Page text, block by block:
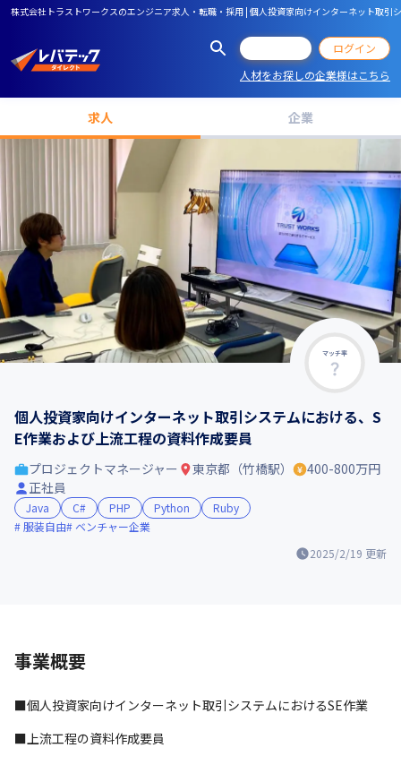
株式会社トラストワークスのエンジニア求人・転職・採用 | 個人投資家向けインターネット取引
ログイン
人材をお探しの企業様はこちら
求人 企業
マッチ率
個人投資家向けインターネット取引システムにおける、S
E作業および上流工程の資料作成要員
2025/2/19 更新
プロジェクトマネージャー 東京都（竹橋駅）
400-800万円
正社員
Java C# PHP Python
Ruby
服装自由
ベンチャー企業
事業概要
■個人投資家向けインターネット取引システムにおけるSE作業
■上流工程の資料作成要員